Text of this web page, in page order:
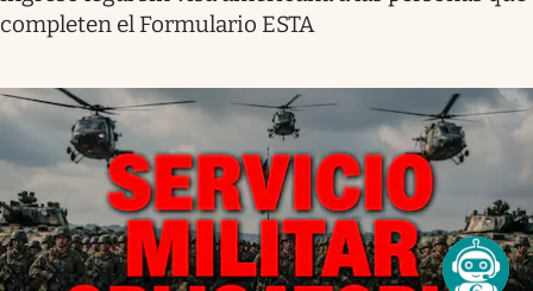
completen el Formulario ESTA